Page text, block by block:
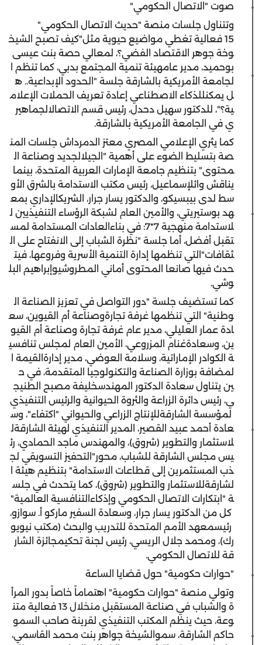
صوت " الاتصال الحكومي"
وتتناول جلسات منصة "حديث الاتصال الحكومي"
15 فعالية تغطي موا ضيع حيوية مثل"كيف تصبح
الشيخ
وخة جوهر الاقتصاد الفضي؟، لمعالي حصة بنت عيسى
بوحميد، مدير عامهيئة تنمية المجتمع بدبي، كما تنظم
لجامعة الأمريكية بالشارقة جلسة " الحدود الإبداعية.. ه
ل يمكنللذكاء الاصطناعي إعادة تعريف الحملات الإعلام
ية؟"، للدكتور سهيل دحدل، رئيس قسم الاتصال الجماهير
ي في الجامعة الأمريكية بالشارقة.
كما يثري الإعلامي المصري معتز الدمرداش جلسات المن
صة بتسليط الضوء على أهمية " الجيل الجديد وصناعة ال
محتوى" بتنظيم جامعة الإمارات العربية المتحدة، بينما
يناقش وائلإسماعيل، رئيس مكتب الاستدامة بالشرق الأو
سط لدى بيبسيكو، و الدكتور يسار جرار، الشريكالإداري بمع
هد بوستيريتي، والأمين العام لشبكة الرؤساء التنفيذيين ل
لاستدامة منهجية في بناء العادات المستدامة لمس
تقبل أفضل، أما جلسة "نظرة الشباب إلى الانفتاح على ال
ثقافات" التي تنظمها إدارة التنمية الأسرية وفروعها، فيت
حدث فيها صانعا المحتوى أماني المطروشيو إبراهيم
البل
وشي.
كما تستضيف جلسة "دور التواصل في تعزيز الصناعة ال
وطنية" التي تنظمها غرفة تجارةوصناعة أم القيوين، سع
ادة عمار العليلي، مدير عام غرفة تجارة وصناعة أم
القيو
ين، وسعادةغنام المزروعي، الأمين العام لمجلس تنافسي
ة الكوادر الإماراتية، وسلامة العوضي، مدير إدارة القيمة
لمضافة بوزارة الصناعة والتكنولوجيا المتقدمة، في ح
ين يتناول سعادة الدكتور المهندسخليفة مصبح
الطنيج
ي، رئيس دائرة الزراعة والثروة الحيوانية والرئيس التنفيذي
لمؤسسة الشارقةللإنتاج الزراعي والحيواني " اكتفاء"، وس
عادة أحمد عبيد القصير، المدير التنفيذي لهيئة الشارقةل
لاستثمار والتطوير (شروق)، و المهندس ماجد الحمادي، رئ
يس مجلس الشارقة للشباب، محور" التحفيز التسويقي لج
ذب المستثمرين إلى قطاعات الاستدامة" بتنظيم هيئة
لشارقةللاستثمار والتطوير (شروق)، كما يتحدث في جلس
ة " ابتكارات الاتصال الحكومي وإذكاء التنافسية العالمية"
كل من الدكتور يسار جرار، وسعادة السفير ماركو أ. سوازو،
رئيسمعهد الأمم المتحدة للتدريب والبحث (مكتب نيويو
رك)، ومحمد جلال الريسي، رئيس لجنة تحكيمجائزة الشار
قة للاتصال الحكومي.
"حوارات حكومية" حول قضايا
الساعة
وتولي منصة "حوارات حكومية" اهتماما خاصا بدور
المرأ
ة والشباب في صناعة المستقبل منخلال 13 فعالية متن
وعة، حيث ينظم المكتب التنفيذي لقرينة صاحب السمو
حاكم
الشارقة، سمو الشيخة جواهر بنت محمد القاسمي،